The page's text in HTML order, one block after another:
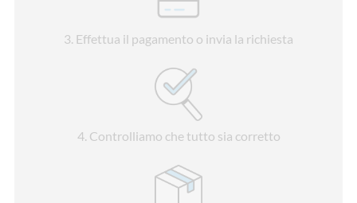
3. Effettua il pagamento o invia la richiesta
4. Controlliamo che tutto sia corretto